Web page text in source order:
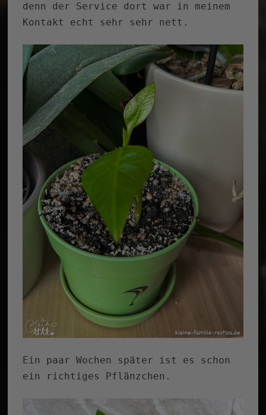
denn der Service dort war in meinem
Kontakt echt sehr sehr nett.
Ein paar Wochen später ist es schon
ein richtiges Pflänzchen.